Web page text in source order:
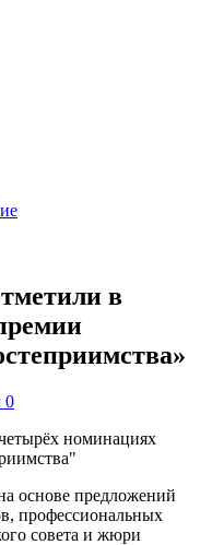
в
0
основе предложений
профессиональных
совета и жюри